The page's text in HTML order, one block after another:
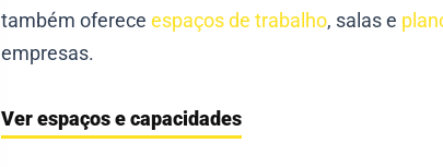
também oferece espaços de trabalho, salas e
empresas.
Ver espaços e capacidades